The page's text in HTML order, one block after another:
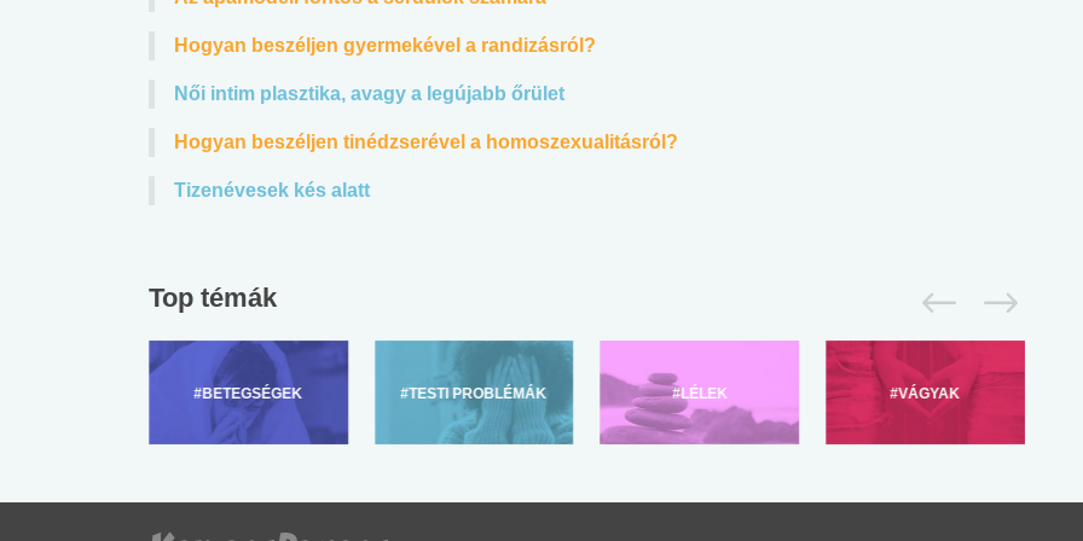
Hogyan beszéljen gyermekével a randizásról?
Női intim plasztika, avagy a legújabb őrület
Hogyan beszéljen tinédzserével a homoszexualitásról?
Tizenévesek kés alatt
Top témák
#BETEGSÉGEK #TESTI PROBLÉMÁK #LÉLEK #VÁGYAK